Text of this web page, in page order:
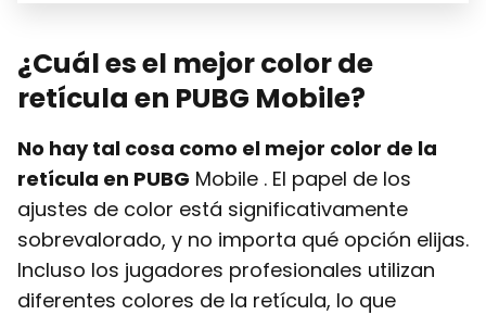
¿Cuál es el mejor color de
retícula en PUBG Mobile?
No hay tal cosa como el mejor color de la
retícula en PUBG Mobile . El papel de los
ajustes de color está significativamente
sobrevalorado, y no importa qué opción elijas.
Incluso los jugadores profesionales utilizan
diferentes colores de la retícula, lo que